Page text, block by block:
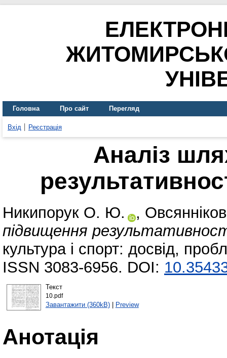
Головна Про сайт Перегляд
Вхід Реєстрація
Аналіз
Никипорук О. Ю. ,
підвищення
культура і спорт: досвід,
ISSN 3083-6956. DOI:
Текст
10.pdf
Завантажити (360kB)| Preview
Анотація